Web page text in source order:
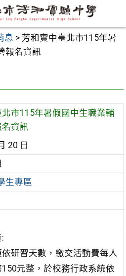
息 > 芳和實中臺北市115年暑
報名資訊
市115年暑假國中生職業輔
資訊
20 日
生專區
研習天數，繳交活動費每人
元整，於校務行政系統依